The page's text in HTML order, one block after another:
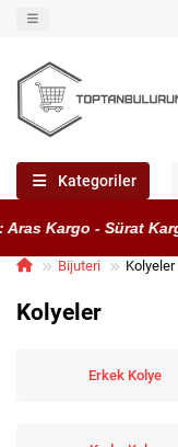
Kategoriler
Kargo - Sürat Kargo
Bijuteri Kolyeler
Kolyeler
Erkek Kolye